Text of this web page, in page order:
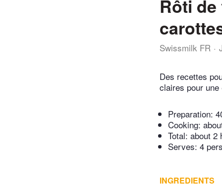
Rôti
Swissmilk FR
Des recettes
claires pour
Preparation:
Cooking:
Total: about 2
Serves: 4
INGREDIENTS